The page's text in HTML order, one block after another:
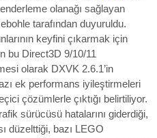
olanağı sağlayan
tarafından duyuruldu.
keyfini çıkarmak için
bu Direct3D 9/10/11
olarak DXVK 2.6.1’in
ek performans iyileştirmeleri
çözümlerle çıktığı belirtiliyor.
sürücüsü hatalarını giderdiği,
düzelttiği, bazı LEGO